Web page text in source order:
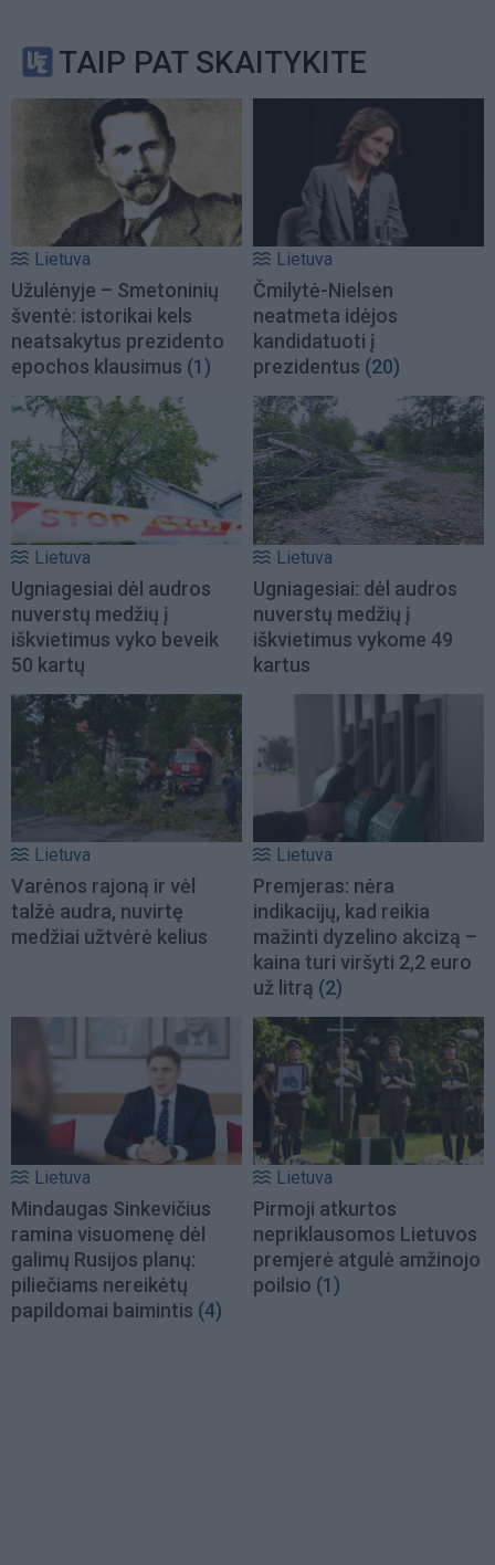
TAIP PAT SKAITYKITE
Lietuva
Užulėnyje – Smetoninių
šventė: istorikai kels
neatsakytus prezidento
epochos klausimus (1)
Lietuva
Čmilytė-Nielsen
neatmeta idėjos
kandidatuoti į
prezidentus (20)
Lietuva
Ugniagesiai dėl audros
nuverstų medžių į
iškvietimus vyko beveik
50 kartų
Lietuva
Ugniagesiai: dėl audros
nuverstų medžių į
iškvietimus vykome 49
kartus
Lietuva
Varėnos rajoną ir vėl
talžė audra, nuvirtę
medžiai užtvėrė kelius
Lietuva
Premjeras: nėra
indikacijų, kad reikia
mažinti dyzelino akcizą –
kaina turi viršyti 2,2 euro
už litrą (2)
Lietuva
Mindaugas Sinkevičius
ramina visuomenę dėl
galimų Rusijos planų:
piliečiams nereikėtų
papildomai baimintis (4)
Lietuva
Pirmoji atkurtos
nepriklausomos Lietuvos
premjerė atgulė amžinojo
poilsio (1)